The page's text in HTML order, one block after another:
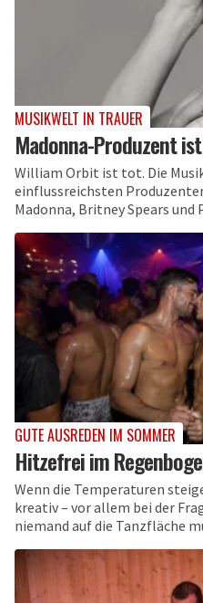
MUSIKWELT IN TRAUER
Madonna-Produzent
William Orbit ist tot. Die
einflussreichsten
Madonna, Britney Spears und
GUTE AUSREDEN IM SOMMER
Hitzefrei im
Wenn die Temperaturen
kreativ – vor allem bei der
niemand auf die Tanzfläche